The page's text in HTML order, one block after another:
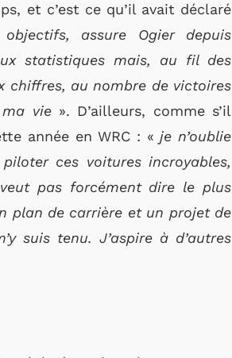
et c’est ce qu’il avait déclaré
assure Ogier depuis
statistiques mais, au fil des
chiffres, au nombre de victoires
vie». D’ailleurs, comme s’il
année en WRC : «je n’oublie
ces voitures incroyables,
pas forcément dire le plus
plan de carrière et un projet de
suis tenu. J’aspire à d’autres